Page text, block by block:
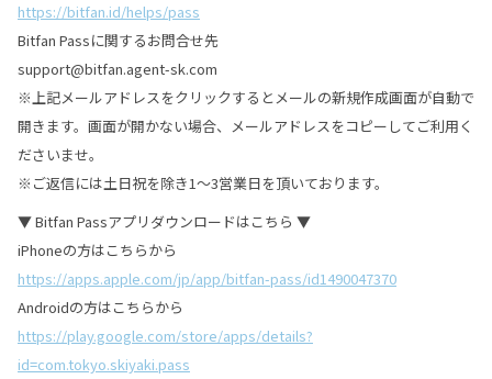
https://bitfan.id/helps/pass
Bitfan Passに関するお問合せ先
support@bitfan.agent-sk.com
※上記メールアドレスをクリックするとメールの新規作成画面が自動で
開きます。画面が開かない場合、メールアドレスをコピーしてご利用く
ださいませ。
※ご返信には土日祝を除き1〜3営業日を頂いております。
▼ Bitfan Passアプリダウンロードはこちら ▼
iPhoneの方はこちらから
https://apps.apple.com/jp/app/bitfan-pass/id1490047370
Androidの方はこちらから
https://play.google.com/store/apps/details?
id=com.tokyo.skiyaki.pass